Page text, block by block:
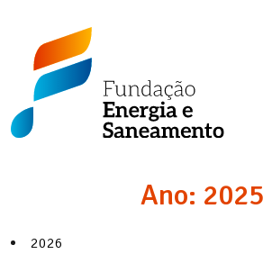
content
Fundação
Energia
Saneamento
Ano: 2025
2026